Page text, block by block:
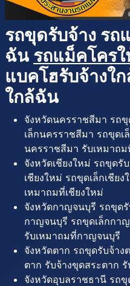
รถขุดรับจ้าง รถ
ฉัน รถแม็คโคร
แบคโฮรับจ้างใ
ใกล้ฉัน
จังหวัดนครราชสีมา รถ
เล็กนครราชสีมา รถขุดเ
นครราชสีมา รับเหมาถ
จังหวัดเชียงใหม่ รถขุดรั
เชียงใหม่ รถขุดเล็กเชีย
เหมาถมที่เชียงใหม่
จังหวัดกาญจนบุรี รถขุด
กาญจนบุรี รถขุดเล็กกา
รับเหมาถมที่กาญจนบุรี
จังหวัดตาก รถขุดรับจ้าง
ตาก รับจ้างขุดสระตาก
จังหวัดอุบลราชธานี รถ